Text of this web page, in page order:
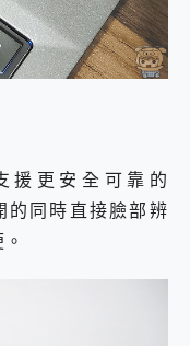
援更安全可靠的
同時直接臉部辨